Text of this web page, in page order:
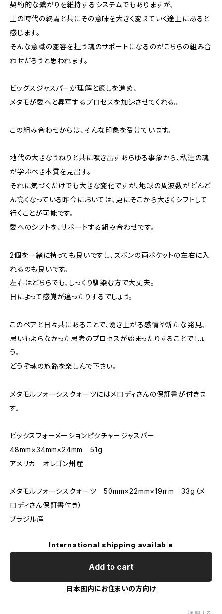
契約的な繋がりを維持するシステムでもありますが、
土の時代の終焉と共にその意味を大きく変えていく途上にあると
感じます。
そんな意識の変容を担う魂のサポートになるのがこちらの組み合
わせだろうと思われます。
ビッグスジャスパーが理解と癒しを進め、
メタモが愛へと昇華するプロセスを加速させてくれる。
この組み合わせからは、そんな印象を受けています。
地代の大きなうねりと共に噴き出すあらゆる事象から、私達の魂
が学ぶべき本質を見出す。
それに気づくだけでも大きな変化ですが、地球の周波数がどんど
ん高くなっている昨今においては、更にそこから大きくシフトして
行くことが可能です。
愛へのシフトを、サポートする組み合わせです。
2個を一緒に持っても良いですし、ズボンの両ポケットの左右に入
れるのも良いです。
左右はどちらでも、しっくり馴染む方で大丈夫。
日によって感覚が違ったりするでしょう。
このペアと日々共にあることで、湧き上がる感情や新たな発見、
思いもよらなかった思考のプロセスが始まったりすることでしょ
う。
どうぞ魂の旅路を楽しんで下さい。
メタモルフォーシスクォーツにはメロディさんの保証書が付きま
す。
ビックスフォーメーションピクチャージャスパー
48mm×34mm×24mm 51g
アメリカ オレゴン州産
メタモルフォーシスクォーツ 50mm×22mm×19mm 33g（メ
ロディさん保証書付き）
ブラジル産
International shipping available
Add to cart
日本国内にお住まいの方向け